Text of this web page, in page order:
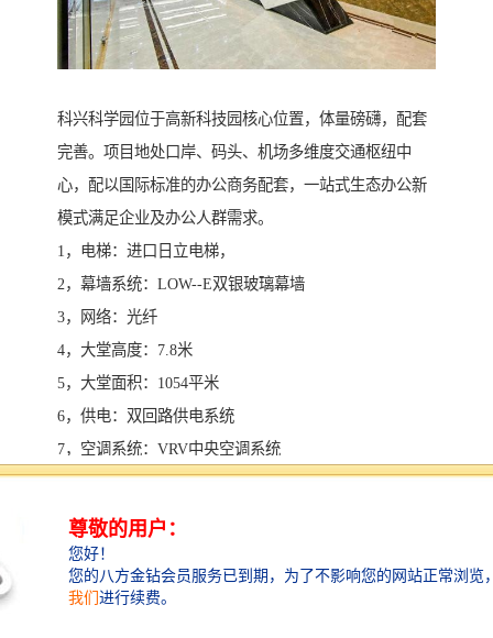
科兴科学园位于高新科技园核心位置，体量磅礴，配套
完善。项目地处口岸、码头、机场多维度交通枢纽中
心，配以国际标准的办公商务配套，一站式生态办公新
模式满足企业及办公人群需求。
1，电梯：进口日立电梯，
2，幕墙系统：LOW--E双银玻璃幕墙
3，网络：光纤
4，大堂高度：7.8米
5，大堂面积：1054平米
6，供电：双回路供电系统
7，空调系统：VRV中央空调系统
8，停车位：2000个停车位（充足）
9，车位费：500元/个/月
10，入住率：99%
11，出租面积段：200--300--500-1000-1600平不等，大